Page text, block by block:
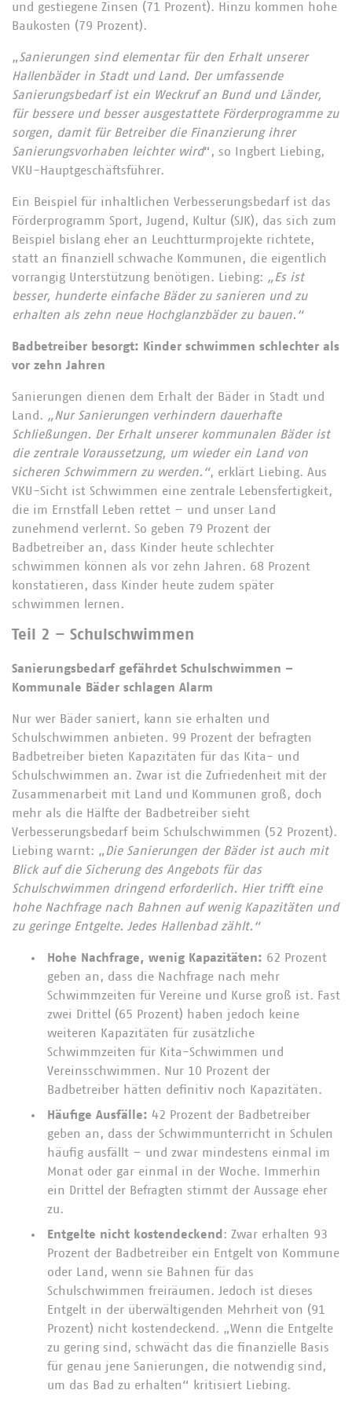
und gestiegene Zinsen (71 Prozent). Hinzu kommen hohe
Baukosten (79 Prozent).
„Sanierungen sind elementar für den Erhalt unserer
Hallenbäder in Stadt und Land. Der umfassende
Sanierungsbedarf ist ein Weckruf an Bund und Länder,
für bessere und besser ausgestattete Förderprogramme zu
sorgen, damit für Betreiber die Finanzierung ihrer
Sanierungsvorhaben leichter wird“, so Ingbert Liebing,
VKU-Hauptgeschäftsführer.
Ein Beispiel für inhaltlichen Verbesserungsbedarf ist das
Förderprogramm Sport, Jugend, Kultur (SJK), das sich zum
Beispiel bislang eher an Leuchtturmprojekte richtete,
statt an finanziell schwache Kommunen, die eigentlich
vorrangig Unterstützung benötigen. Liebing: „Es ist
besser, hunderte einfache Bäder zu sanieren und zu
erhalten als zehn neue Hochglanzbäder zu bauen.“
Badbetreiber besorgt: Kinder schwimmen schlechter als
vor zehn Jahren
Sanierungen dienen dem Erhalt der Bäder in Stadt und
Land. „Nur Sanierungen verhindern dauerhafte
Schließungen. Der Erhalt unserer kommunalen Bäder ist
die zentrale Voraussetzung, um wieder ein Land von
sicheren Schwimmern zu werden.“, erklärt Liebing. Aus
VKU-Sicht ist Schwimmen eine zentrale Lebensfertigkeit,
die im Ernstfall Leben rettet – und unser Land
zunehmend verlernt. So geben 79 Prozent der
Badbetreiber an, dass Kinder heute schlechter
schwimmen können als vor zehn Jahren. 68 Prozent
konstatieren, dass Kinder heute zudem später
schwimmen lernen.
Teil 2 – Schulschwimmen
Sanierungsbedarf gefährdet Schulschwimmen –
Kommunale Bäder schlagen Alarm
Nur wer Bäder saniert, kann sie erhalten und
Schulschwimmen anbieten. 99 Prozent der befragten
Badbetreiber bieten Kapazitäten für das Kita- und
Schulschwimmen an. Zwar ist die Zufriedenheit mit der
Zusammenarbeit mit Land und Kommunen groß, doch
mehr als die Hälfte der Badbetreiber sieht
Verbesserungsbedarf beim Schulschwimmen (52 Prozent).
Liebing warnt: „ Die Sanierungen der Bäder ist auch mit
Blick auf die Sicherung des Angebots für das
Schulschwimmen dringend erforderlich. Hier trifft eine
hohe Nachfrage nach Bahnen auf wenig Kapazitäten und
zu geringe Entgelte. Jedes Hallenbad zählt.“
Hohe Nachfrage, wenig Kapazitäten: 62 Prozent
geben an, dass die Nachfrage nach mehr
Schwimmzeiten für Vereine und Kurse groß ist. Fast
zwei Drittel (65 Prozent) haben jedoch keine
weiteren Kapazitäten für zusätzliche
Schwimmzeiten für Kita-Schwimmen und
Vereinsschwimmen. Nur 10 Prozent der
Badbetreiber hätten definitiv noch Kapazitäten.
Häufige Ausfälle: 42 Prozent der Badbetreiber
geben an, dass der Schwimmunterricht in Schulen
häufig ausfällt – und zwar mindestens einmal im
Monat oder gar einmal in der Woche. Immerhin
ein Drittel der Befragten stimmt der Aussage eher
zu.
Entgelte nicht kostendeckend : Zwar erhalten 93
Prozent der Badbetreiber ein Entgelt von Kommune
oder Land, wenn sie Bahnen für das
Schulschwimmen freiräumen. Jedoch ist dieses
Entgelt in der überwältigenden Mehrheit von (91
Prozent) nicht kostendeckend. „Wenn die Entgelte
zu gering sind, schwächt das die finanzielle Basis
für genau jene Sanierungen, die notwendig sind,
um das Bad zu erhalten“ kritisiert Liebing.